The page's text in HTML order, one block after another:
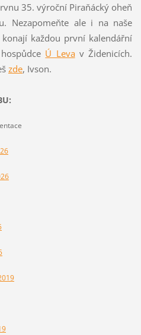
35. výroční Piraňácký oheň
Nezapomeňte ale i na naše
každou první kalendářní
Ú Levav Židenicích.
zde, Ivson.